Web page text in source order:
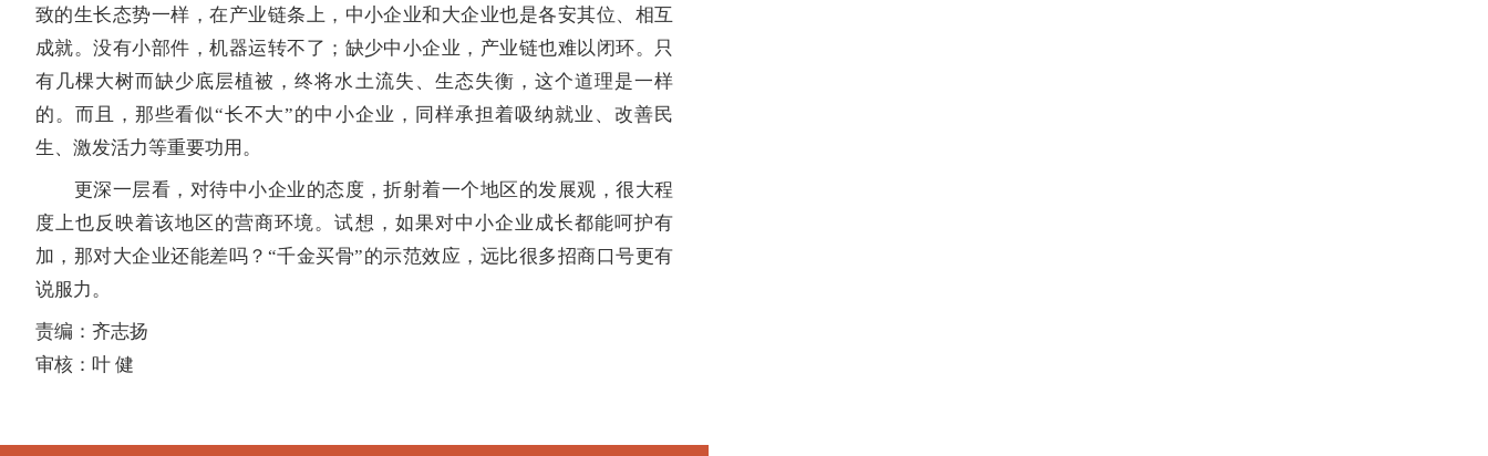
致的生长态势一样，在产业链条上，中小企业和大企业也是各安其位、相互
成就。没有小部件，机器运转不了；缺少中小企业，产业链也难以闭环。只
有几棵大树而缺少底层植被，终将水土流失、生态失衡，这个道理是一样
的。而且，那些看似“长不大”的中小企业，同样承担着吸纳就业、改善民
生、激发活力等重要功用。
更深一层看，对待中小企业的态度，折射着一个地区的发展观，很大程
度上也反映着该地区的营商环境。试想，如果对中小企业成长都能呵护有
加，那对大企业还能差吗？“千金买骨”的示范效应，远比很多招商口号更有
说服力。
责编：齐志扬
审核：叶 健